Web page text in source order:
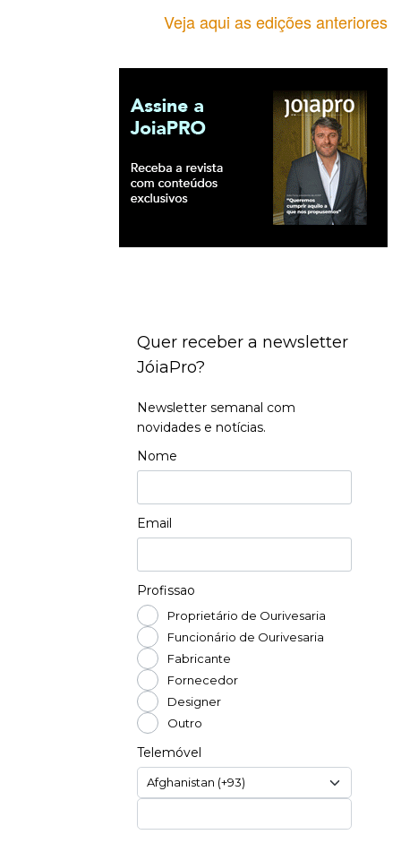
Veja aqui as edições anteriores